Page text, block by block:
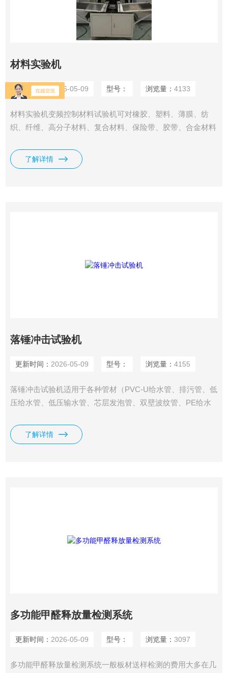
材料实验机
更新时间：2026-05-09 型号： 浏览量： 4133
材料实验机变频控制材料试验机可对橡胶、塑料、薄膜、纺
织、纤维、高分子材料、复合材料、保险带、胶带、合金材料
90&amp;#176;剥离、拔出力、延伸伸长率等试验。
了解详情
落锤冲击试验机
更新时间： 2026-05-09 型号： 浏览量： 4155
落锤冲击试验机适用于各种管材（PVC-U给水管、排污管、低
压给水管、低压输水管、芯层发泡管、双壁波纹管、PE给水
了解详情
多功能甲醛释放量检测系统
更新时间： 2026-05-09 型号： 浏览量： 3097
多功能甲醛释放量检测系统一般板材送样检测的费用大多在几